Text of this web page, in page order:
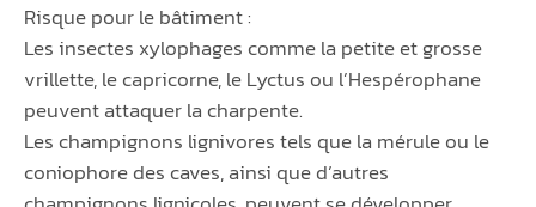
Risque pour le bâtiment :
Les insectes xylophages comme la petite et grosse
vrillette, le capricorne, le Lyctus ou l’Hespérophane
peuvent attaquer la charpente.
Les champignons lignivores tels que la mérule ou le
coniophore des caves, ainsi que d’autres